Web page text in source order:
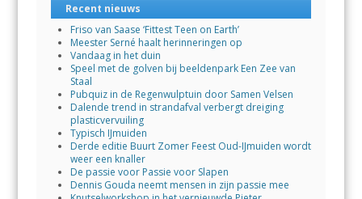
Recent nieuws
Friso van Saase ‘Fittest Teen on Earth’
Meester Serné haalt herinneringen op
Vandaag in het duin
Speel met de golven bij beeldenpark Een Zee van
Staal
Pubquiz in de Regenwulptuin door Samen Velsen
Dalende trend in strandafval verbergt dreiging
plasticvervuiling
Typisch IJmuiden
Derde editie Buurt Zomer Feest Oud-IJmuiden wordt
weer een knaller
De passie voor Passie voor Slapen
Dennis Gouda neemt mensen in zijn passie mee